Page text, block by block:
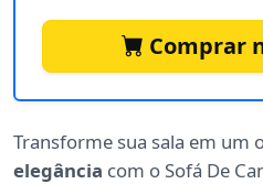
Comprar
Transforme sua sala em um
elegância com o Sofá De